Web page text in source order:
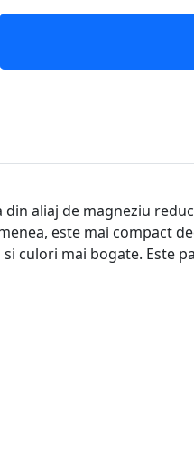
aliaj de magneziu
este mai compact
culori mai bogate. Este